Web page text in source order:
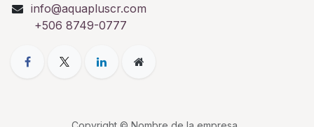
info@aquapluscr.com
+506 8749-0777